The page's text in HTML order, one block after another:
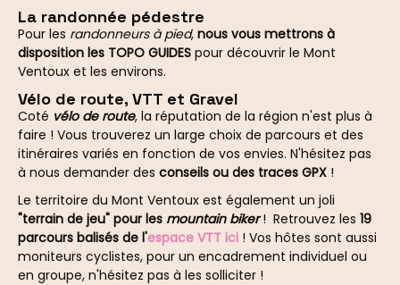
La randonnée pédestre
Pour les randonneurs à pied, nous vous mettrons à
disposition les TOPO GUIDES pour découvrir le Mont
Ventoux et les environs.
Vélo de route, VTT et Gravel
Coté vélo de route, la réputation de la région n'est plus à
faire ! Vous trouverez un large choix de parcours et des
itinéraires variés en fonction de vos envies. N'hésitez pas
à nous demander des conseils ou des traces GPX !
Le territoire du Mont Ventoux est également un joli
"terrain de jeu" pour les mountain biker! Retrouvez les 19
parcours balisés de l'espace VTT ici ! Vos hôtes sont aussi
moniteurs cyclistes, pour un encadrement individuel ou
en groupe, n'hésitez pas à les solliciter !